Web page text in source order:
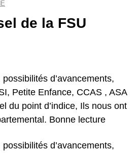
de la FSU
d’avancements,
Petite Enfance, CCAS , ASA
du point d’indice, Ils nous ont
Bonne lecture
d’avancements,